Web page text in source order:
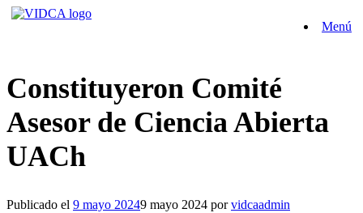
Saltar
Menú
Constituyeron Comité
Asesor de Ciencia Abierta
UACh
Publicado el 9 mayo 20249 mayo 2024 porvidcaadmin